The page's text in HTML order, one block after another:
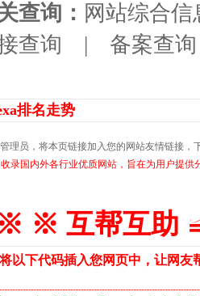
查询： 网站综合信
查询 | 备案查询
排名走势
理员，将本页链接加入您的网站友情链接
录国内外各行业优质网站，旨在为用户提
※ 互帮互助
将以下代码插入您网页中，让网友